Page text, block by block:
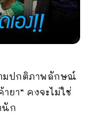
มปกติภาพลักษณ์
ยา” คงจะไม่ใช่
นัก